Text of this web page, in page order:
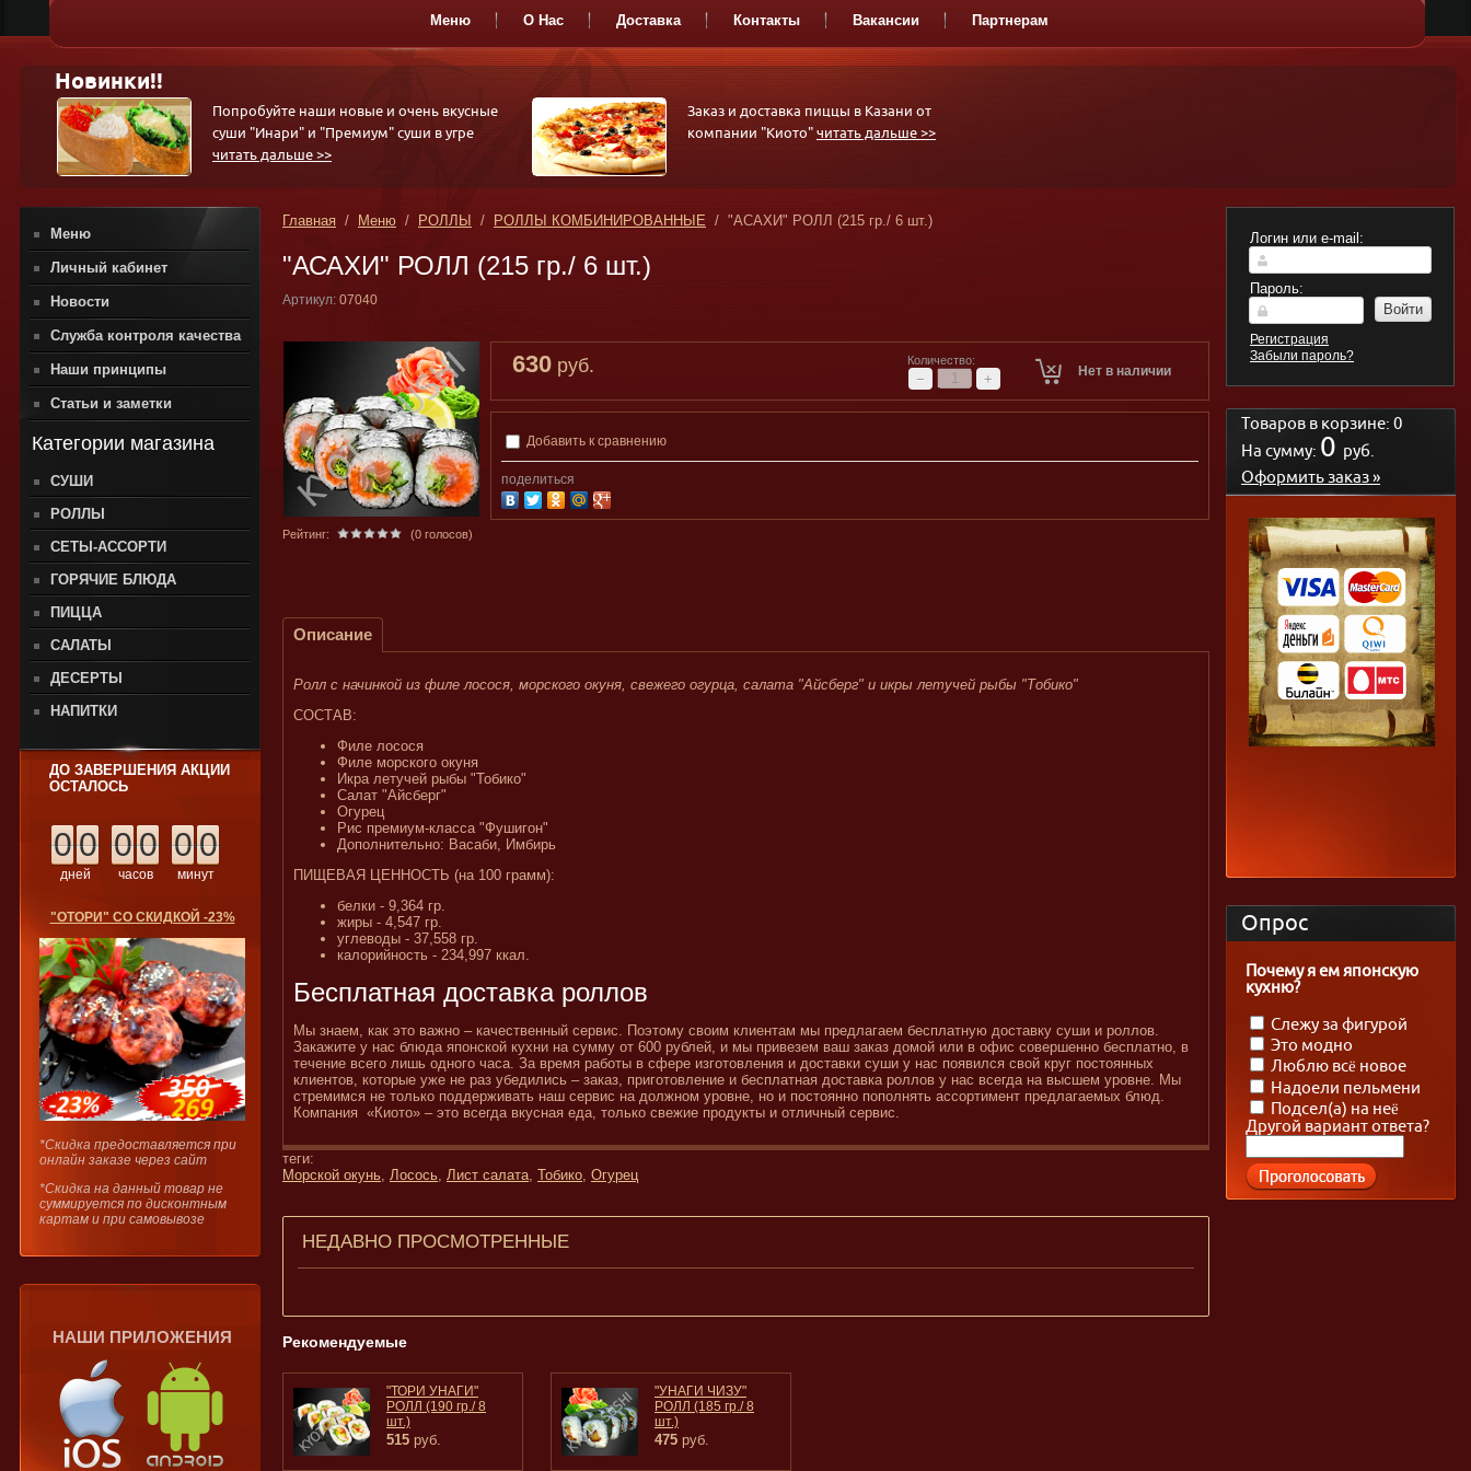
ПИЦЦА РОЛЛЫСЕТЫ-
АССОРТИ
САЛАТЫГОРЯЧИЕДЕСЕРТЫ
Меню О Нас Доставка Контакты Вакансии Партнерам
Новинки!!
Попробуйте наши новые и очень вкусные
суши "Инари" и "Премиум" суши в угре
читать дальше >>
Заказ и доставка пиццы в Казани от
компании "Киото" читать дальше >>
Меню
Личный кабинет
Новости
Служба контроля качества
Наши принципы
Статьи и заметки
Категории магазина
СУШИ
РОЛЛЫ
СЕТЫ-АССОРТИ
ГОРЯЧИЕ БЛЮДА
ПИЦЦА
САЛАТЫ
ДЕСЕРТЫ
НАПИТКИ
ДО ЗАВЕРШЕНИЯ АКЦИИ
ОСТАЛОСЬ
00
дней
00
часов
00
минут
"ОТОРИ" СО СКИДКОЙ -23%
*Скидка предоставляется при
онлайн заказе через сайт
*Скидка на данный товар не
суммируется по дисконтным
картам и при самовывозе
НАШИ ПРИЛОЖЕНИЯ
Главная / Меню / РОЛЛЫ / РОЛЛЫ КОМБИНИРОВАННЫЕ / "АСАХИ" РОЛЛ (215 гр./ 6 шт.)
"АСАХИ" РОЛЛ (215 гр./ 6 шт.)
Артикул: 07040
Рейтинг: (0 голосов)
630 руб. Количество:
− + Нет в наличии
Добавить к сравнению
поделиться
Описание
Ролл с начинкой из филе лосося, морского окуня, свежего огурца, салата "Айсберг" и икры летучей рыбы "Тобико"
СОСТАВ:
Филе лосося
Филе морского окуня
Икра летучей рыбы "Тобико"
Салат "Айсберг"
Огурец
Рис премиум-класса "Фушигон"
Дополнительно: Васаби, Имбирь
ПИЩЕВАЯ ЦЕННОСТЬ (на 100 грамм):
белки - 9,364 гр.
жиры - 4,547 гр.
углеводы - 37,558 гр.
калорийность - 234,997 ккал.
Бесплатная доставка роллов
Мы знаем, как это важно – качественный сервис. Поэтому своим клиентам мы предлагаем бесплатную доставку суши и роллов.
Закажите у нас блюда японской кухни на сумму от 600 рублей, и мы привезем ваш заказ домой или в офис совершенно бесплатно, в
течение всего лишь одного часа. За время работы в сфере изготовления и доставки суши у нас появился свой круг постоянных
клиентов, которые уже не раз убедились – заказ, приготовление и бесплатная доставка роллов у нас всегда на высшем уровне. Мы
стремимся не только поддерживать наш сервис на должном уровне, но и постоянно пополнять ассортимент предлагаемых блюд.
Компания «Киото» – это всегда вкусная еда, только свежие продукты и отличный сервис.
теги:
Морской окунь, Лосось, Лист салата, Тобико, Огурец
НЕДАВНО ПРОСМОТРЕННЫЕ
Рекомендуемые
"ТОРИ УНАГИ"
РОЛЛ (190 гр./ 8
шт.)
515 руб.
"УНАГИ ЧИЗУ"
РОЛЛ (185 гр./ 8
шт.)
475 руб.
Логин или e-mail:
Пароль:
Войти
Регистрация
Забыли пароль?
Товаров в корзине: 0
На сумму: 0 руб.
Оформить заказ »
Опрос
Почему я ем японскую
кухню?
Слежу за фигурой
Это модно
Люблю всё новое
Надоели пельмени
Подсел(а) на неё
Другой вариант ответа?